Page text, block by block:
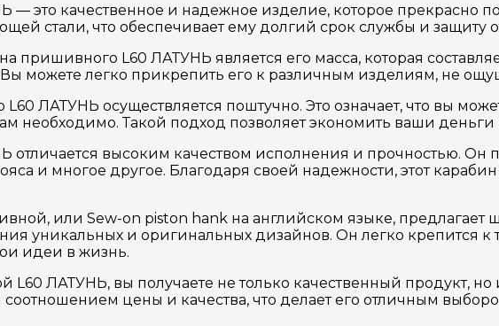
это качественное и надежное изделие, которое прекрасно
стали, что обеспечивает ему долгий срок службы и защиту
пришивного L60 ЛАТУНЬ является его масса, которая
можете легко прикрепить его к различным изделиям, не
ЛАТУНЬ осуществляется поштучно. Это означает, что вы
необходимо. Такой подход позволяет экономить ваши деньги
высоким качеством исполнения и прочностью. Он
и многое другое. Благодаря своей надежности, этот
или Sew-on piston hank на английском языке,
уникальных и оригинальных дизайнов. Он легко крепится
идеи в жизнь.
ЛАТУНЬ, вы получаете не только качественный продукт, но
цены и качества, что делает его отличным